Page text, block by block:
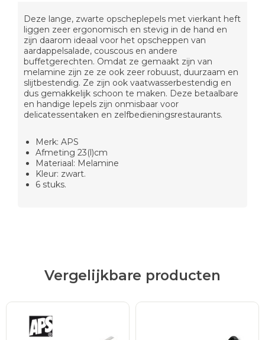
Deze lange, zwarte opscheplepels met vierkant heft
liggen zeer ergonomisch en stevig in de hand en
zijn daarom ideaal voor het opscheppen van
aardappelsalade, couscous en andere
buffetgerechten. Omdat ze gemaakt zijn van
melamine zijn ze ze ook zeer robuust, duurzaam en
slijtbestendig. Ze zijn ook vaatwasserbestendig en
dus gemakkelijk schoon te maken. Deze betaalbare
en handige lepels zijn onmisbaar voor
delicatessentaken en zelfbedieningsrestaurants.
Merk: APS
Afmeting 23(l)cm
Materiaal: Melamine
Kleur: zwart.
6 stuks.
Vergelijkbare producten